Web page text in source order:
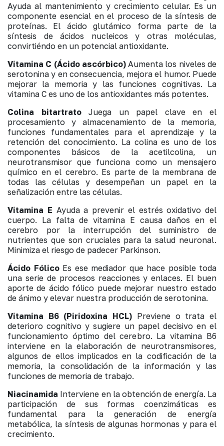
Ayuda al mantenimiento y crecimiento celular. Es un
componente esencial en el proceso de la síntesis de
proteínas. El ácido glutámico forma parte de la
síntesis de ácidos nucleicos y otras moléculas,
convirtiéndo en un potencial antioxidante.
Vitamina C (Ácido ascórbico)Aumenta los niveles de
serotonina y en consecuencia, mejora el humor. Puede
mejorar la memoria y las funciones cognitivas. La
vitamina C es uno de los antioxidantes más potentes.
Colina bitartratoJuega un papel clave en el
procesamiento y almacenamiento de la memoria,
funciones fundamentales para el aprendizaje y la
retención del conocimiento. La colina es uno de los
componentes básicos de la acetilcolina, un
neurotransmisor que funciona como un mensajero
químico en el cerebro. Es parte de la membrana de
todas las células y desempeñan un papel en la
señalización entre las células.
Vitamina E Ayuda a prevenir el estrés oxidativo del
cuerpo. La falta de vitamina E causa daños en el
cerebro por la interrupción del suministro de
nutrientes que son cruciales para la salud neuronal.
Minimiza el riesgo de padecer Parkinson.
Ácido FólicoEs ese mediador que hace posible toda
una serie de procesos reacciones y enlaces. El buen
aporte de ácido fólico puede mejorar nuestro estado
de ánimo y elevar nuestra producción de serotonina.
Vitamina B6 (Piridoxina HCL) Previene o trata el
deterioro cognitivo y sugiere un papel decisivo en el
funcionamiento óptimo del cerebro. La vitamina B6
interviene en la elaboración de neurotransmisores,
algunos de ellos implicados en la codificación de la
memoria, la consolidación de la información y las
funciones de memoria de trabajo.
Niacinamida Interviene en la obtención de energía. La
participación de sus formas coenzimáticas es
fundamental para la generación de energía
metabólica, la síntesis de algunas hormonas y para el
crecimiento.